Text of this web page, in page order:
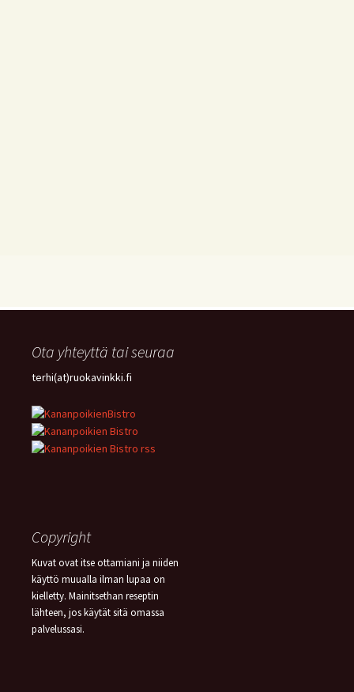
Ota yhteyttä tai seuraa
terhi(at)ruokavinkki.fi
Copyright
Kuvat ovat itse ottamiani ja niiden
käyttö muualla ilman lupaa on
kielletty. Mainitsethan reseptin
lähteen, jos käytät sitä omassa
palvelussasi.